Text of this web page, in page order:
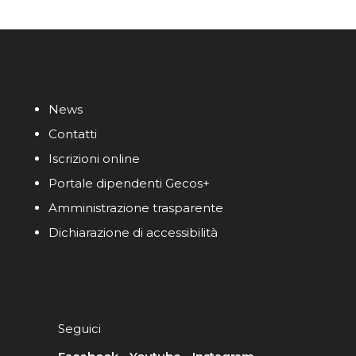
News
Contatti
Iscrizioni online
Portale dipendenti Gecos+
Amministrazione trasparente
Dichiarazione di accessibilità
Seguici